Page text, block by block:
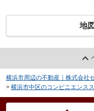
地
横浜市周辺の不動産｜株式会社
> 横浜市中区のコンビニエンス